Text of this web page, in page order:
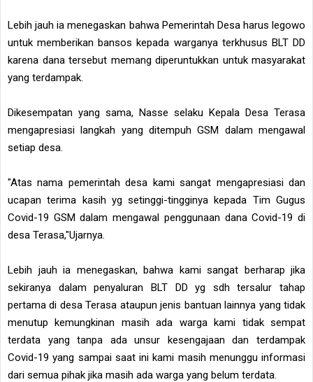
Lebih jauh ia menegaskan bahwa Pemerintah Desa harus legowo
untuk memberikan bansos kepada warganya terkhusus BLT DD
karena dana tersebut memang diperuntukkan untuk masyarakat
yang terdampak.
Dikesempatan yang sama, Nasse selaku Kepala Desa Terasa
mengapresiasi langkah yang ditempuh GSM dalam mengawal
setiap desa.
"Atas nama pemerintah desa kami sangat mengapresiasi dan
ucapan terima kasih yg setinggi-tingginya kepada Tim Gugus
Covid-19 GSM dalam mengawal penggunaan dana Covid-19 di
desa Terasa,"Ujarnya.
Lebih jauh ia menegaskan, bahwa kami sangat berharap jika
sekiranya dalam penyaluran BLT DD yg sdh tersalur tahap
pertama di desa Terasa ataupun jenis bantuan lainnya yang tidak
menutup kemungkinan masih ada warga kami tidak sempat
terdata yang tanpa ada unsur kesengajaan dan terdampak
Covid-19 yang sampai saat ini kami masih menunggu informasi
dari semua pihak jika masih ada warga yang belum terdata.